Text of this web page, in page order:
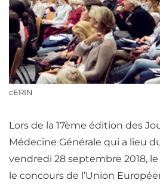
cERIN
Lors de la 17ème édition des
Médecine Générale qui a lieu
vendredi 28 septembre 2018, le
le concours de l’Union